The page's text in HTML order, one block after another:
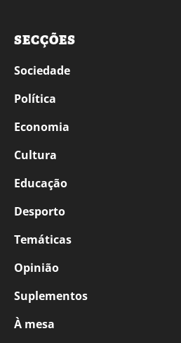
SECÇÕES
Sociedade
Política
Economia
Cultura
Educação
Desporto
Temáticas
Opinião
Suplementos
À mesa